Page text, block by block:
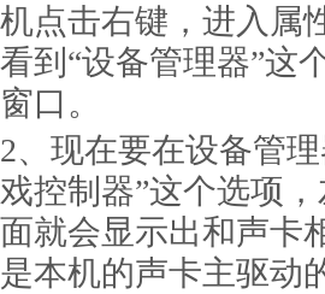
机点击右键，进入属
看到“设备管理器”这
窗口。
2、现在要在设备管
戏控制器”这个选项
面就会显示出和声卡
是本机的声卡主驱动